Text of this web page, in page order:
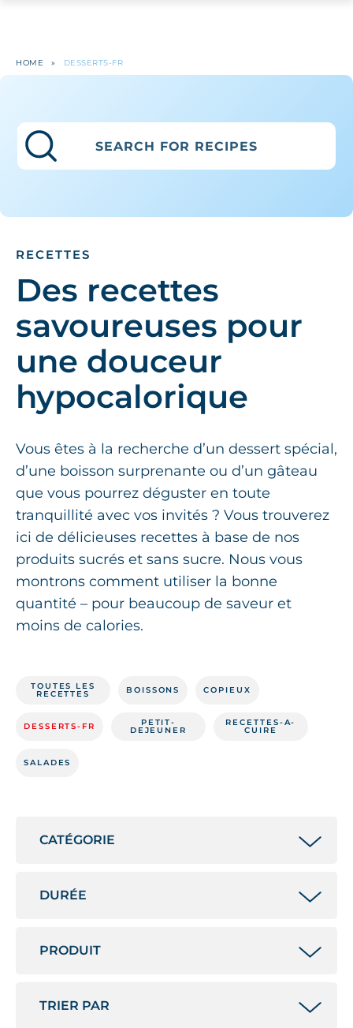
HOME » DESSERTS-FR
RECETTES
Des recettes
savoureuses pour
une douceur
hypocalorique
Vous êtes à la recherche d’un dessert spécial,
d’une boisson surprenante ou d’un gâteau
que vous pourrez déguster en toute
tranquillité avec vos invités ? Vous trouverez
ici de délicieuses recettes à base de nos
produits sucrés et sans sucre. Nous vous
montrons comment utiliser la bonne
quantité – pour beaucoup de saveur et
moins de calories.
TOUTES LES
RECETTES BOISSONS COPIEUX
DESSERTS-FR PETIT-
DEJEUNER
RECETTES-A-
CUIRE
SALADES